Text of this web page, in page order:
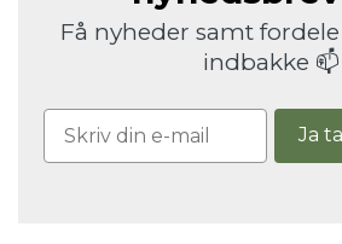
Få nyheder samt
indbakke 📫
Ja